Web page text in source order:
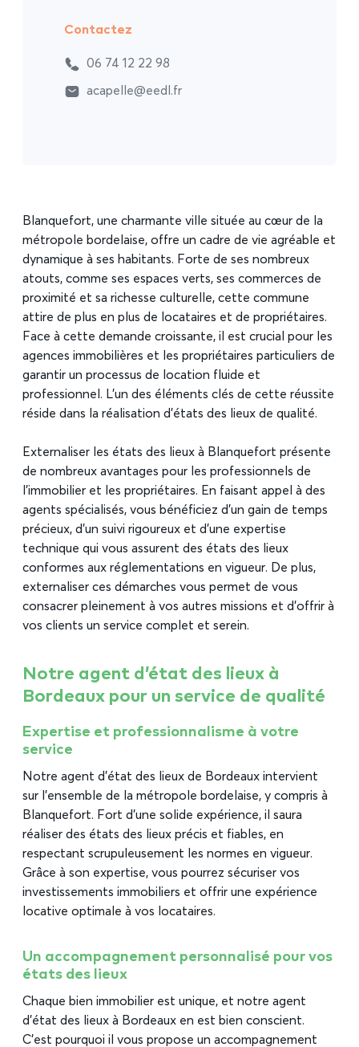
Blanquefort, une charmante ville située au cœur de la
métropole bordelaise, offre un cadre de vie agréable et
dynamique à ses habitants. Forte de ses nombreux
atouts, comme ses espaces verts, ses commerces de
proximité et sa richesse culturelle, cette commune
attire de plus en plus de locataires et de propriétaires.
Face à cette demande croissante, il est crucial pour les
agences immobilières et les propriétaires particuliers de
garantir un processus de location fluide et
professionnel. L’un des éléments clés de cette réussite
réside dans la réalisation d’états des lieux de qualité.
Externaliser les états des lieux à Blanquefort présente
de nombreux avantages pour les professionnels de
l’immobilier et les propriétaires. En faisant appel à des
agents spécialisés, vous bénéficiez d’un gain de temps
précieux, d’un suivi rigoureux et d’une expertise
technique qui vous assurent des états des lieux
conformes aux réglementations en vigueur. De plus,
externaliser ces démarches vous permet de vous
consacrer pleinement à vos autres missions et d’offrir à
vos clients un service complet et serein.
Notre agent d’état des lieux à
Bordeaux pour un service de qualité
Expertise et professionnalisme à votre
service
Notre agent d’état des lieux de Bordeaux intervient
sur l’ensemble de la métropole bordelaise, y compris à
Blanquefort. Fort d’une solide expérience, il saura
réaliser des états des lieux précis et fiables, en
respectant scrupuleusement les normes en vigueur.
Grâce à son expertise, vous pourrez sécuriser vos
investissements immobiliers et offrir une expérience
locative optimale à vos locataires.
Un accompagnement personnalisé pour vos
états des lieux
Chaque bien immobilier est unique, et notre agent
d’état des lieux à Bordeaux en est bien conscient.
C’est pourquoi il vous propose un accompagnement
Contactez
06 74 12 22 98
acapelle@eedl.fr